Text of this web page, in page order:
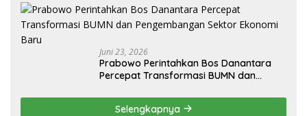
Juni 23, 2026
Prabowo Perintahkan Bos Danantara
Percepat Transformasi BUMN dan
Selengkapnya